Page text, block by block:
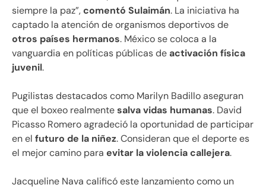
siempre la paz”,comentó Sulaimán. La iniciativa ha
captado la atención de organismos deportivos de
otros países hermanos. México se coloca a la
vanguardia en políticas públicas deactivación física
juvenil.
Pugilistas destacados como Marilyn Badillo aseguran
que el boxeo realmentesalva vidas humanas. David
Picasso Romero agradeció la oportunidad de participar
en el futuro de la niñez. Consideran que el deporte es
el mejor camino para evitar la violencia callejera.
Jacqueline Nava calificó este lanzamiento como un